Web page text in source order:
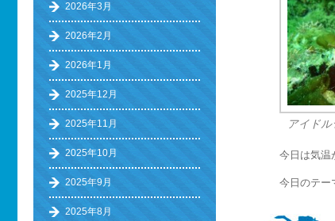
アイド
今日は気温
今日のテー
2026年3月
2026年2月
2026年1月
2025年12月
2025年11月
2025年10月
2025年9月
2025年8月